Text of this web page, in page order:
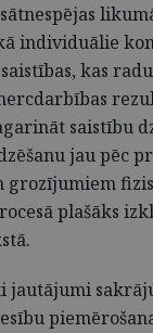
individuālie
kas
saistību
jau pēc
grozījumiem
plašāks
jautājumi